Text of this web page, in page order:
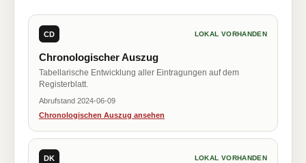
CD LOKAL VORHANDEN
Chronologischer Auszug
Tabellarische Entwicklung aller Eintragungen auf dem
Registerblatt.
Abrufstand 2024-06-09
Chronologischen Auszug ansehen
DK LOKAL VORHANDEN